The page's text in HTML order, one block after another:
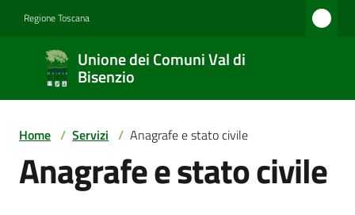
Regione Toscana
Unione dei Comuni Val di
Bisenzio
Unione
dei
Comuni
Val di
Bisenzio
Home / Servizi / Anagrafe e stato civile
Anagrafe e stato civile